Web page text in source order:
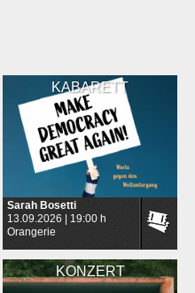
KABARETT
Sarah Bosetti
13.09.2026 | 19:00 h
Orangerie
KONZERT